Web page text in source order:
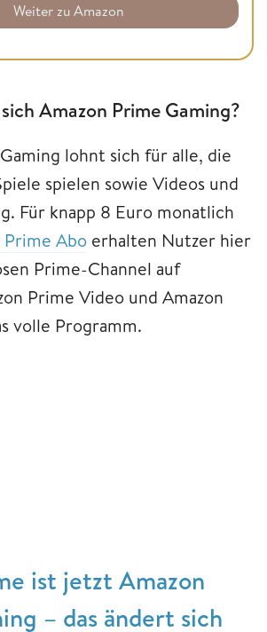
Weiter zu Amazon
Amazon Prime Gaming?
lohnt sich für alle, die
spielen sowie Videos und
Für knapp 8 Euro monatlich
Prime Abo erhalten Nutzer hier
Prime-Channel auf
Prime Video und Amazon
volle Programm.
ist jetzt Amazon
– das ändert sich